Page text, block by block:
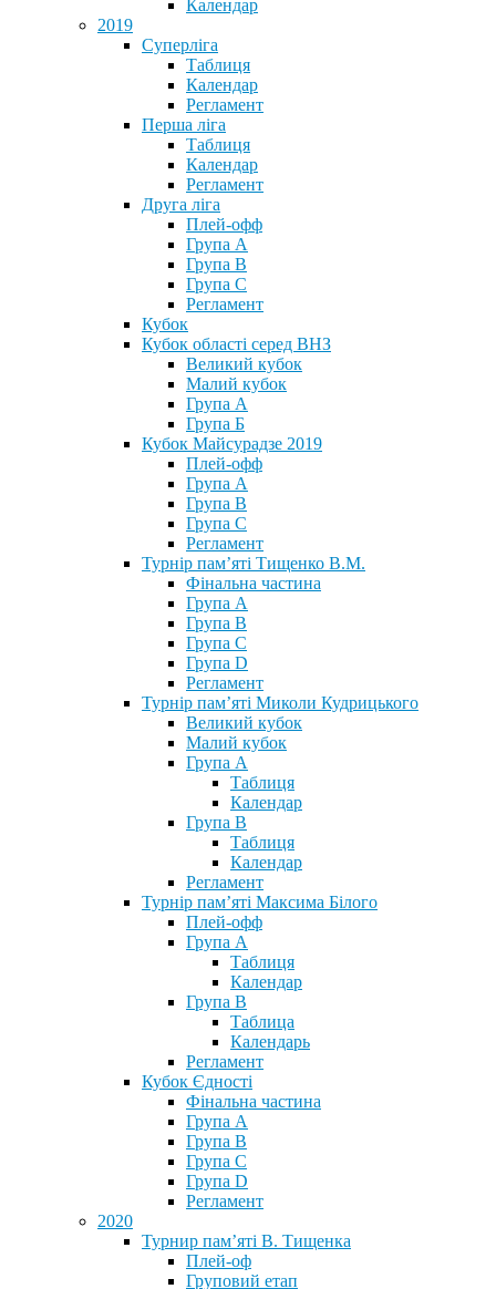
Календар
2019
Суперліга
Таблиця
Календар
Регламент
Перша ліга
Таблиця
Календар
Регламент
Друга ліга
Плей-офф
Група А
Група В
Група С
Регламент
Кубок
Кубок області серед ВНЗ
Великий кубок
Малий кубок
Група А
Група Б
Кубок Майсурадзе 2019
Плей-офф
Група А
Група В
Група С
Регламент
Турнір пам’яті Тищенко В.М.
Фінальна частина
Група А
Група В
Група С
Група D
Регламент
Турнір пам’яті Миколи Кудрицького
Великий кубок
Малий кубок
Група А
Таблиця
Календар
Група В
Таблиця
Календар
Регламент
Турнір пам’яті Максима Білого
Плей-офф
Група А
Таблиця
Календар
Група В
Таблица
Календарь
Регламент
Кубок Єдності
Фінальна частина
Група А
Група В
Група С
Група D
Регламент
2020
Турнир пам’яті В. Тищенка
Плей-оф
Груповий етап